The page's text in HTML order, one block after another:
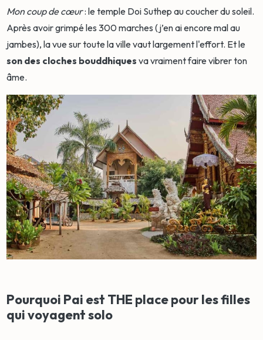
Mon coup de cœur: le temple Doi Suthep au coucher du soleil.
Après avoir grimpé les 300 marches (j’en ai encore mal au
jambes), la vue sur toute la ville vaut largement l'effort. Et le
son des cloches bouddhiques va vraiment faire vibrer ton
âme.
Pourquoi Pai est THE place pour les filles
qui voyagent solo